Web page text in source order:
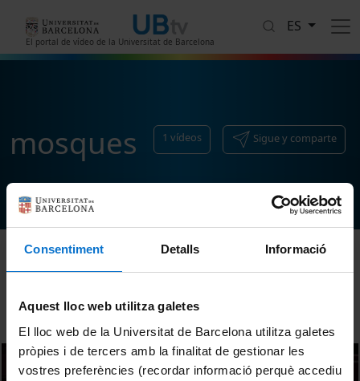
Consentiment Detalls Informació
Aquest lloc web utilitza galetes
El lloc web de la Universitat de Barcelona utilitza galetes
pròpies i de tercers amb la finalitat de gestionar les
vostres preferències (recordar informació perquè accediu
El portal de vídeo de la Universitat de Barcelona
ES
mosques 1 vídeos Sigue y comparte
Ordenar